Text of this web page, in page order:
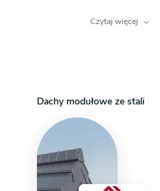
Czytaj więcej
Dachy modułowe ze stali